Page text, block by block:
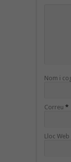
Nom i
Correu *
Lloc Web